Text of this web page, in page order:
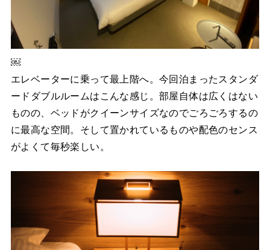
￼
エレベーターに乗って最上階へ。今回泊まったスタンダ
ードダブルルームはこんな感じ。部屋自体は広くはない
ものの、ベッドがクイーンサイズなのでごろごろするの
に最高な空間。そして置かれているものや配色のセンス
がよくて毎秒楽しい。